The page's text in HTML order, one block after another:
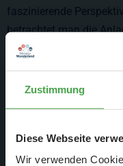
Zustimmung
Diese Webseite
Wir verwenden
faszinierende
betrachtet man die
Mini View sind
Geschehen zu sein.